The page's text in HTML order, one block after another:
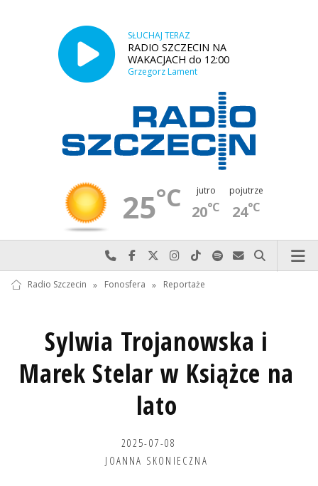
SŁUCHAJ TERAZ
RADIO SZCZECIN NA
WAKACJACH do 12:00
Grzegorz Lament
25°C jutro
20°C
pojutrze
24°C
Najlepiej po prostu do nas zadzwoń
Odwiedź nas na Facebook-u
Odwiedź nas na X
Odwiedź nas na Instagram-ie
Odwiedź nas na TikTok-u
Szukaj nas na Spotify
Wyślij do nas
Szukaj
Radio Szczecin » Fonosfera » Reportaże
Sylwia Trojanowska i
Marek Stelar w Książce na
lato
2025-07-08
JOANNA SKONIECZNA